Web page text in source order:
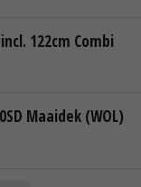
122cm Combi
Maaidek (WOL)